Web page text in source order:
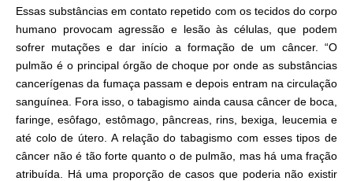
Essas substâncias em contato repetido com os tecidos do corpo
humano provocam agressão e lesão às células, que podem
sofrer mutações e dar início a formação de um câncer. “O
pulmão é o principal órgão de choque por onde as substâncias
cancerígenas da fumaça passam e depois entram na circulação
sanguínea. Fora isso, o tabagismo ainda causa câncer de boca,
faringe, esôfago, estômago, pâncreas, rins, bexiga, leucemia e
até colo de útero. A relação do tabagismo com esses tipos de
câncer não é tão forte quanto o de pulmão, mas há uma fração
atribuída. Há uma proporção de casos que poderia não existir